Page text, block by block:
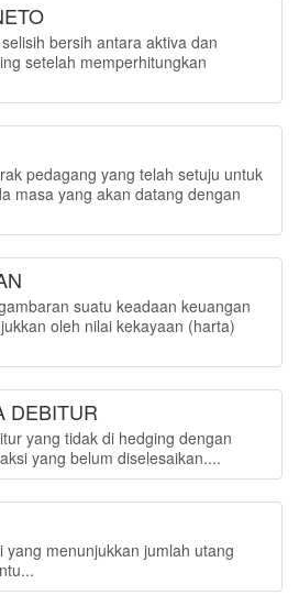
bersih antara aktiva dan
setelah memperhitungkan
pedagang yang telah setuju untuk
masa yang akan datang dengan
suatu keadaan keuangan
oleh nilai kekayaan (harta)
DEBITUR
yang tidak di hedging dengan
yang belum diselesaikan....
yang menunjukkan jumlah utang